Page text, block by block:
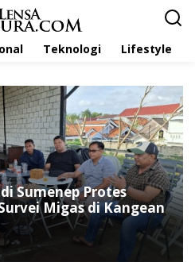
Teknologi Lifestyle
Sumenep Protes
Migas di Kangean